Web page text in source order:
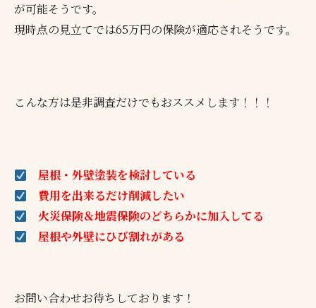
が可能そうです。
現時点の見立てでは65万円の保険が適応されそうです。
こんな方は是非調査だけでもおススメします！！！
屋根・外壁塗装を検討している
費用を出来るだけ削減したい
火災保険＆地震保険のどちらかに加入してる
屋根や外壁にひび割れがある
お問い合わせお待ちしております！